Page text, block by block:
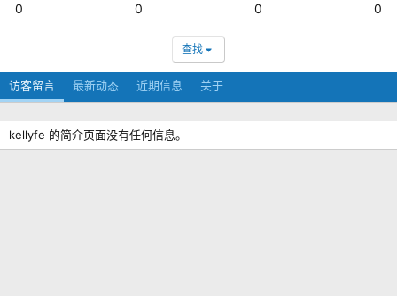
0 0 0 0
查找
访客留言 最新动态 近期信息 关于
kellyfe 的简介页面没有任何信息。